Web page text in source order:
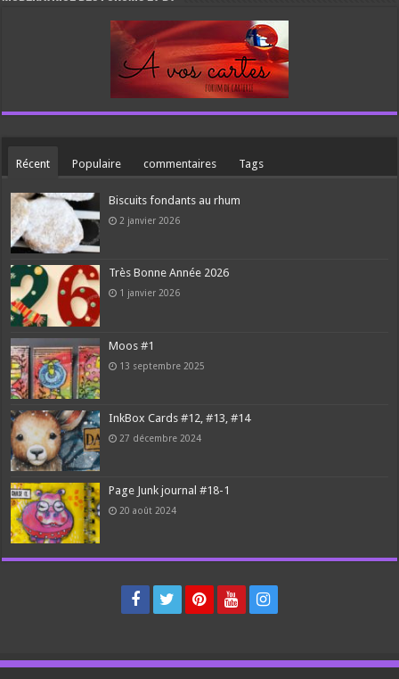
Récent Populaire commentaires Tags
Biscuits fondants au rhum
2 janvier 2026
Très Bonne Année 2026
1 janvier 2026
Moos #1
13 septembre 2025
InkBox Cards #12, #13, #14
27 décembre 2024
Page Junk journal #18-1
20 août 2024